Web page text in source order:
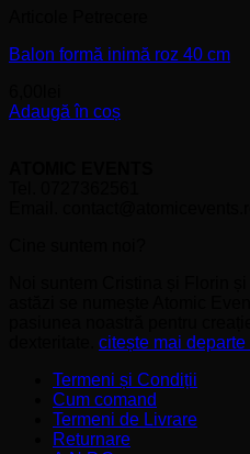
Balon formă inimă roz 40 cm
Adaugă în coș
citește mai departe
Termeni și Condiții
Cum comand
Termeni de Livrare
Returnare